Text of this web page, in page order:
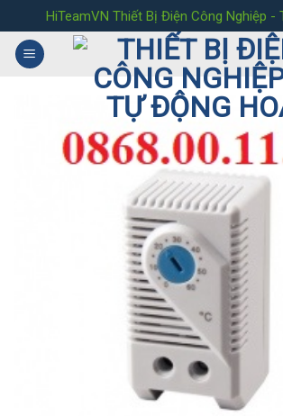
to
content
HiTeamVN Thiết Bị Điện Công Nghiệp -